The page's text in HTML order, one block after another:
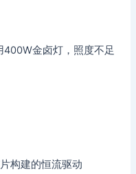
金卤灯，照度不足
构建的恒流驱动